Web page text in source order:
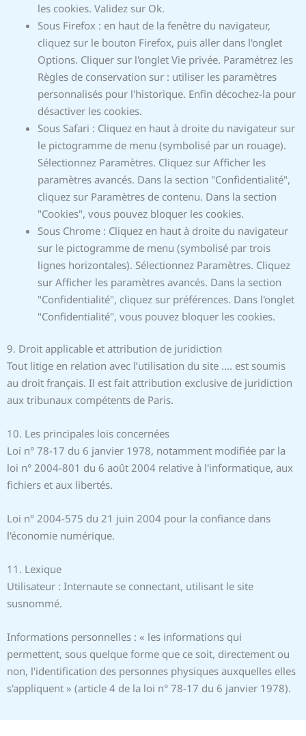
les cookies. Validez sur Ok.
Sous Firefox : en haut de la fenêtre du navigateur,
cliquez sur le bouton Firefox, puis aller dans l'onglet
Options. Cliquer sur l'onglet Vie privée. Paramétrez les
Règles de conservation sur : utiliser les paramètres
personnalisés pour l'historique. Enfin décochez-la pour
désactiver les cookies.
Sous Safari : Cliquez en haut à droite du navigateur sur
le pictogramme de menu (symbolisé par un rouage).
Sélectionnez Paramètres. Cliquez sur Afficher les
paramètres avancés. Dans la section "Confidentialité",
cliquez sur Paramètres de contenu. Dans la section
"Cookies", vous pouvez bloquer les cookies.
Sous Chrome : Cliquez en haut à droite du navigateur
sur le pictogramme de menu (symbolisé par trois
lignes horizontales). Sélectionnez Paramètres. Cliquez
sur Afficher les paramètres avancés. Dans la section
"Confidentialité", cliquez sur préférences. Dans l'onglet
"Confidentialité", vous pouvez bloquer les cookies.
9. Droit applicable et attribution de juridiction
Tout litige en relation avec l’utilisation du site .... est soumis
au droit français. Il est fait attribution exclusive de juridiction
aux tribunaux compétents de Paris.
10. Les principales lois concernées
Loi n° 78-17 du 6 janvier 1978, notamment modifiée par la
loi n° 2004-801 du 6 août 2004 relative à l'informatique, aux
fichiers et aux libertés.
Loi n° 2004-575 du 21 juin 2004 pour la confiance dans
l'économie numérique.
11. Lexique
Utilisateur : Internaute se connectant, utilisant le site
susnommé.
Informations personnelles : « les informations qui
permettent, sous quelque forme que ce soit, directement ou
non, l'identification des personnes physiques auxquelles elles
s'appliquent » (article 4 de la loi n° 78-17 du 6 janvier 1978).